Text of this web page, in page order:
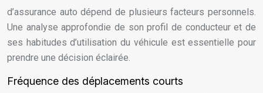
d’assurance auto dépend de plusieurs facteurs personnels.
Une analyse approfondie de son profil de conducteur et de
ses habitudes d’utilisation du véhicule est essentielle pour
prendre une décision éclairée.
Fréquence des déplacements courts